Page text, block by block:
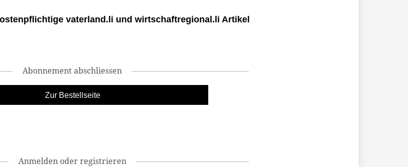
vaterland.li und wirtschaftregional.li Artikel
Abonnement abschliessen
Zur Bestellseite
Anmelden oder registrieren